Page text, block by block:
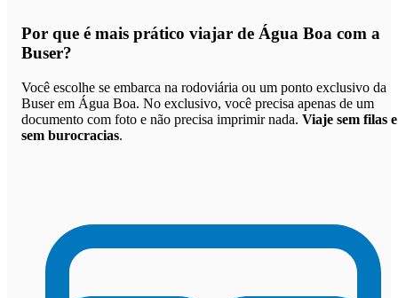
Por que é mais prático viajar de Água Boa com a
Buser?
Você escolhe se embarca na rodoviária ou um ponto exclusivo da
Buser em Água Boa. No exclusivo, você precisa apenas de um
documento com foto e não precisa imprimir nada. Viaje sem filas e
sem burocracias.